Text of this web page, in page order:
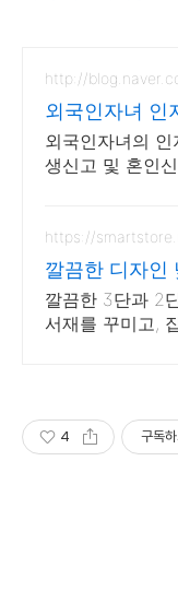
http://
외국인자녀 인
외국인자녀의
생신고 및 혼인
https://
깔끔한 디자인
경소재/100%
깔끔한 3단과 2
서재를 꾸미고,
4 구독하